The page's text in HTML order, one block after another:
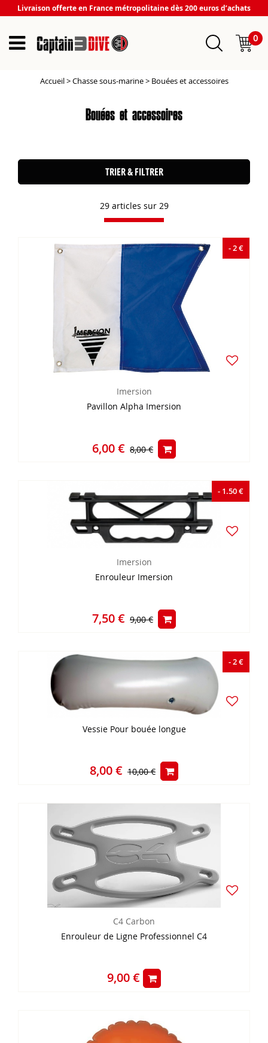
Livraison offerte en France métropolitaine dès 200 euros d’achats
0
Accueil >Chasse sous-marine > Bouées et accessoires
Bouées et accessoires
TRIER & FILTRER
29 articles sur 29
- 2 €
Imersion
Pavillon Alpha Imersion
6,00 € 8,00 €
- 1.50 €
Imersion
Enrouleur Imersion
7,50 € 9,00 €
- 2 €
Vessie Pour bouée longue
8,00 € 10,00 €
C4 Carbon
Enrouleur de Ligne Professionnel C4
9,00 €